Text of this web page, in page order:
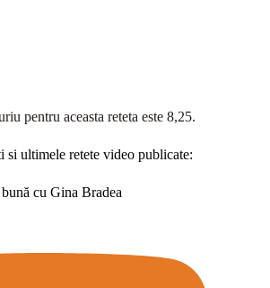
pentru aceasta reteta este 8,25.
si ultimele retete video publicate:
cu Gina Bradea